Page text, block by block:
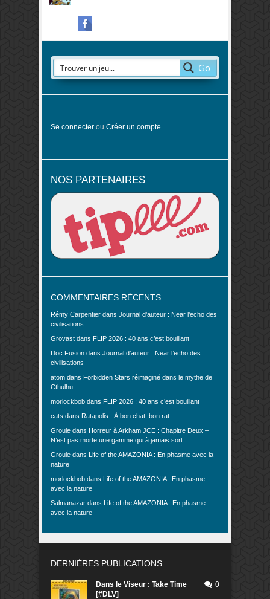
Go
Se connecter ou Créer un compte
NOS PARTENAIRES
COMMENTAIRES RÉCENTS
Rémy Carpentier dans Journal d’auteur : Near l’echo des
civilisations
Grovast dans FLIP 2026 : 40 ans c’est bouillant
Doc.Fusion dans Journal d’auteur : Near l’echo des
civilisations
atom dans Forbidden Stars réimaginé dans le mythe de
Cthulhu
morlockbob dans FLIP 2026 : 40 ans c’est bouillant
cats dans Ratapolis : À bon chat, bon rat
Groule dans Horreur à Arkham JCE : Chapitre Deux –
N’est pas morte une gamme qui à jamais sort
Groule dans Life of the AMAZONIA : En phasme avec la
nature
morlockbob dans Life of the AMAZONIA : En phasme
avec la nature
Salmanazar dans Life of the AMAZONIA : En phasme
avec la nature
DERNIÈRES PUBLICATIONS
Dans le Viseur : Take Time
[#DLV]
0